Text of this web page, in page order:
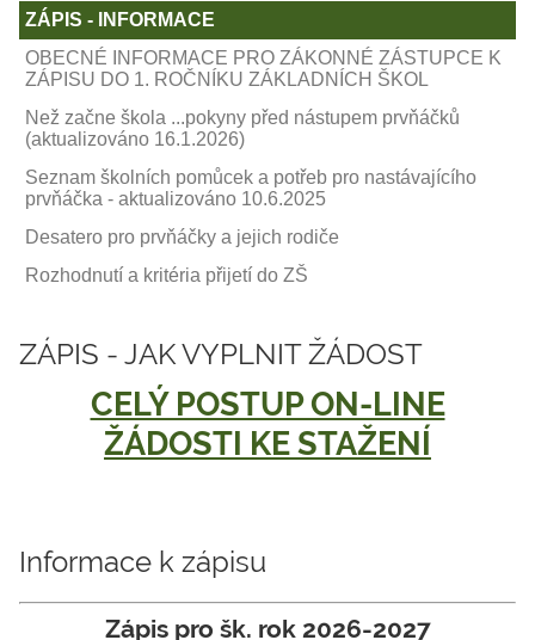
ZÁPIS
-
pro
budoucí
prvňáčky
ZÁPIS - INFORMACE
OBECNÉ INFORMACE PRO ZÁKONNÉ ZÁSTUPCE K
ZÁPISU DO 1. ROČNÍKU ZÁKLADNÍCH ŠKOL
Než začne škola ...pokyny před nástupem prvňáčků
(aktualizováno 16.1.2026)
Seznam školních pomůcek a potřeb pro nastávajícího
prvňáčka - aktualizováno 10.6.2025
Desatero pro prvňáčky a jejich rodiče
Rozhodnutí a kritéria přijetí do ZŠ
ZÁPIS - JAK VYPLNIT ŽÁDOST
CELÝ POSTUP ON-LINE
ŽÁDOSTI KE STAŽENÍ
Informace k zápisu
Zápis pro šk. rok 2026-2027